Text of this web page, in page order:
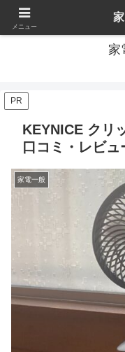
家電の感想
家
PR
KEYNICE クリ
口コミ・レビュ
家電一般
メニュー